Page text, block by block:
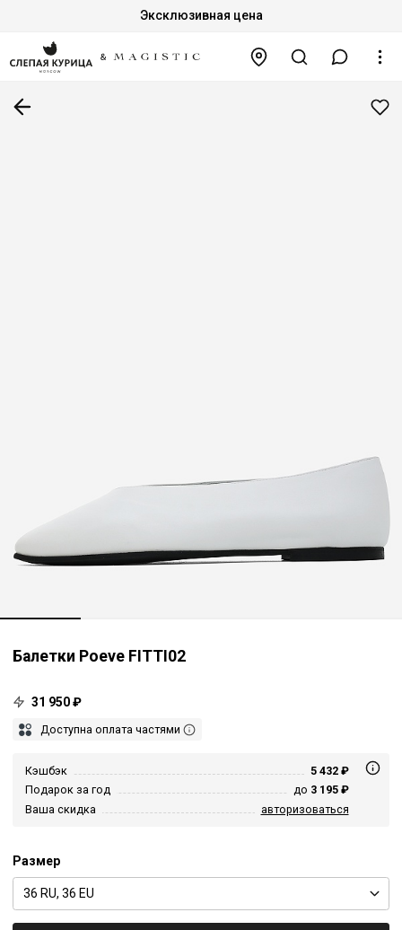
Эксклюзивная цена
Балетки Poeve FITTI02
31 950 ₽
Доступна оплата частями
Кэшбэк
5 432 ₽
Подарок за год
до 3 195 ₽
Ваша скидка
авторизоваться
Размер
36 RU, 36 EU